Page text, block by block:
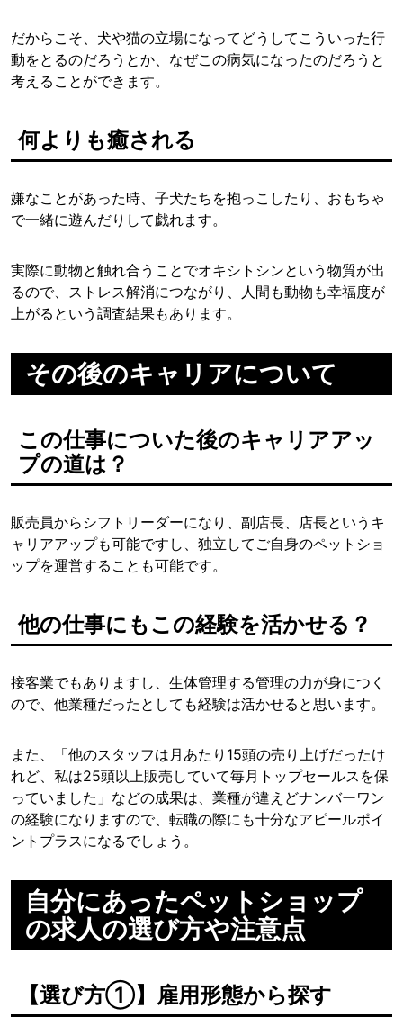
だからこそ、犬や猫の立場になってどうしてこういった行
動をとるのだろうとか、なぜこの病気になったのだろうと
考えることができます。
何よりも癒される
嫌なことがあった時、子犬たちを抱っこしたり、おもちゃ
で一緒に遊んだりして戯れます。
実際に動物と触れ合うことでオキシトシンという物質が出
るので、ストレス解消につながり、人間も動物も幸福度が
上がるという調査結果もあります。
その後のキャリアについて
この仕事についた後のキャリアアッ
プの道は？
販売員からシフトリーダーになり、副店長、店長というキ
ャリアアップも可能ですし、独立してご自身のペットショ
ップを運営することも可能です。
他の仕事にもこの経験を活かせる？
接客業でもありますし、生体管理する管理の力が身につく
ので、他業種だったとしても経験は活かせると思います。
また、「他のスタッフは月あたり15頭の売り上げだったけ
れど、私は25頭以上販売していて毎月トップセールスを保
っていました」などの成果は、業種が違えどナンバーワン
の経験になりますので、転職の際にも十分なアピールポイ
ントプラスになるでしょう。
自分にあったペットショップ
の求人の選び方や注意点
【選び方①】雇用形態から探す